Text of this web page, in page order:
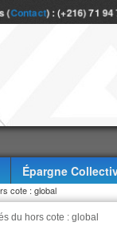
(Contact) : (+216) 71
Épargne
cote : global
du hors cote : global